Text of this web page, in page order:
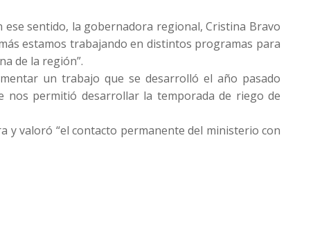
ese sentido, la gobernadora regional, Cristina Bravo
estamos trabajando en distintos programas para
de la región”.
un trabajo que se desarrolló el año pasado
nos permitió desarrollar la temporada de riego de
y valoró “el contacto permanente del ministerio con